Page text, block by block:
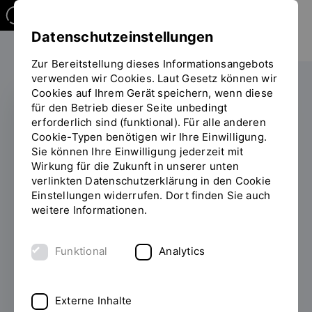
RACING PROJECT 2026
Regensburger
Formula-Student-
Team setzt auf
fahrerlosen
Rennwagen
29.05.2026Autonom, elektrisch und
Datenschutzeinstellungen
Zur Bereitstellung dieses Informationsangebots
verwenden wir Cookies. Laut Gesetz können wir
Cookies auf Ihrem Gerät speichern, wenn diese
für den Betrieb dieser Seite unbedingt
erforderlich sind (funktional). Für alle anderen
Cookie-Typen benötigen wir Ihre Einwilligung.
Sie können Ihre Einwilligung jederzeit mit
Wirkung für die Zukunft in unserer unten
verlinkten Datenschutzerklärung in den Cookie
Einstellungen widerrufen. Dort finden Sie auch
weitere Informationen.
Funktional Analytics
Externe Inhalte